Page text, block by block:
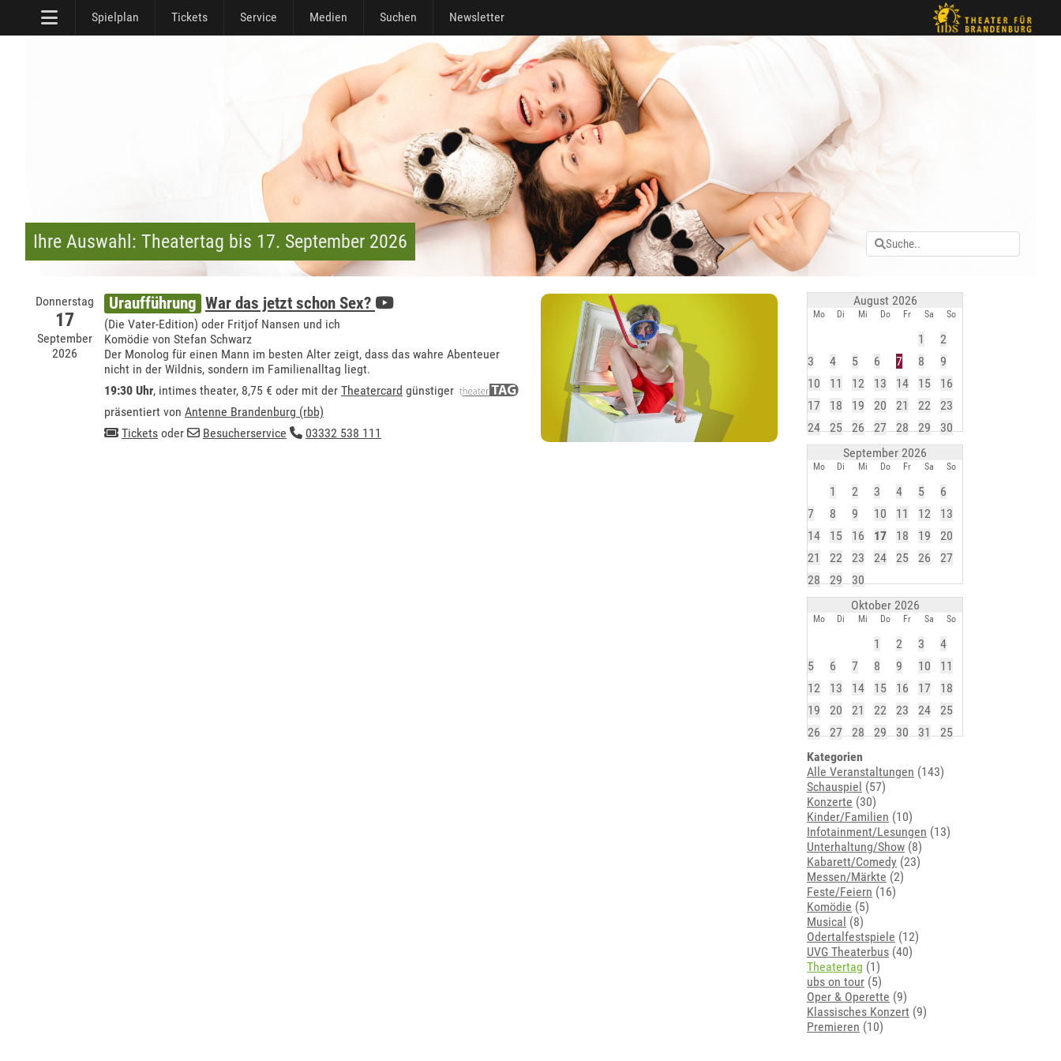
Spielplan Tickets Service Medien Suchen Newsletter
Ihre Auswahl: Theatertag bis 17. September 2026
Donnerstag
17
September
2026
Uraufführung War das jetzt schon Sex?
(Die Vater-Edition) oder Fritjof Nansen und ich
Komödie von Stefan Schwarz
Der Monolog für einen Mann im besten Alter zeigt, dass das wahre Abenteuer
nicht in der Wildnis, sondern im Familienalltag liegt.
19:30 Uhr, intimes theater, 8,75 € oder mit der Theatercard günstiger
präsentiert von Antenne Brandenburg (rbb)
Tickets oder Besucherservice 03332 538 111
August 2026
Mo Di Mi Do Fr Sa So
1
2
3
4 5 6 7 8
9
10
11 12 13 14 15
16
17
18 19 20 21 22
23
24
25 26 27 28 29
30
September 2026
Mo Di Mi Do Fr Sa So
1 2 3 4 5
6
7
8 9 10 11 12
13
14
15 16 17 18 19
20
21
22 23 24 25 26
27
28
29
30
Oktober 2026
Mo Di Mi Do Fr Sa So
1 2 3
4
5
6 7 8 9 10
11
12
13 14 15 16 17
18
19
20 21 22 23 24
25
26
27 28 29 30 31
25
Kategorien
Alle Veranstaltungen (143)
Schauspiel (57)
Konzerte (30)
Kinder/Familien (10)
Infotainment/Lesungen (13)
Unterhaltung/Show (8)
Kabarett/Comedy (23)
Messen/Märkte (2)
Feste/Feiern (16)
Komödie (5)
Musical (8)
Odertalfestspiele (12)
UVG Theaterbus (40)
Theatertag (1)
ubs on tour (5)
Oper & Operette (9)
Klassisches Konzert (9)
Premieren (10)